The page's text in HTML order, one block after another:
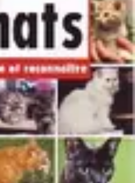
et conseilsRecettes et
Choix des Fruits de Mer